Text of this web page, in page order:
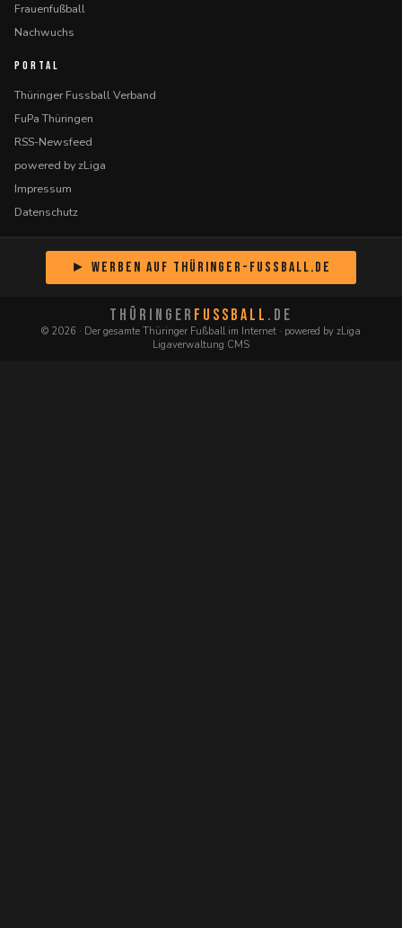
Frauenfußball
Nachwuchs
PORTAL
Thüringer Fussball Verband
FuPa Thüringen
RSS-Newsfeed
powered by zLiga
Impressum
Datenschutz
► Werben auf Thüringer-Fussball.de
THÜRINGER FUSSBALL .DE
© 2026 · Der gesamte Thüringer Fußball im Internet · powered by zLiga
Ligaverwaltung CMS